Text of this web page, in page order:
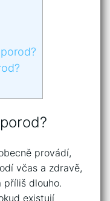
provádí,
včas a zdravě,
dlouho.
existují